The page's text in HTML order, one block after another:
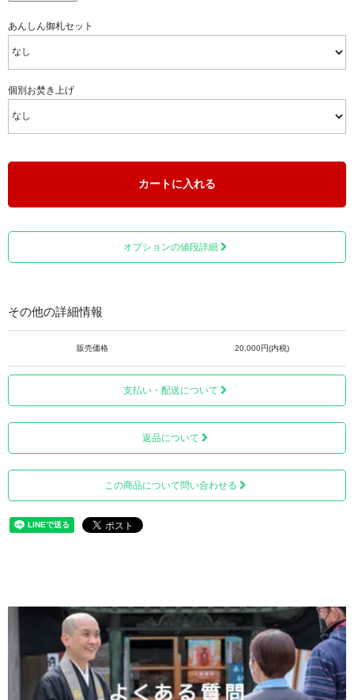
2020年から続く新型コロナウイルスの影響で、在宅期間が
長く、身の回りを整理する方が増えています。
中で、「粗末に扱えない品物」の処分方法にお困りになら
れる方も多く、「お焚き上げ」の需要が高まっておりま
す。
■お品を安心して送り出せる「あんしん御札セット」
（有料オプション）
お品をお手元から祈りの仏具店へお送りいただく際に、
「お品だけをそのまま送るというのがよいのだろうか」
という方がいらっしゃいます。
ご心配な方は、「安楽寺さまの御札（封印札）」と「御品
を包む白い布（30㎝角）」がセットになった「あんしん御
かかります）
あんしん御札セット
個別お焚き上げ
カートに入れる
オプションの値段詳細
その他の詳細情報
販売価格 20,000円(内税)
支払い・配送について
返品について
この商品について問い合わせる